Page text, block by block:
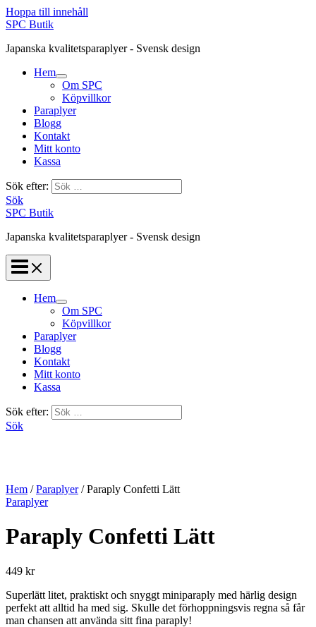
Hoppa till innehåll
SPC Butik
Japanska kvalitetsparaplyer - Svensk design
Hem
Om SPC
Köpvillkor
Paraplyer
Blogg
Kontakt
Mitt konto
Kassa
Sök efter:
Sök
SPC Butik
Japanska kvalitetsparaplyer - Svensk design
Hem
Om SPC
Köpvillkor
Paraplyer
Blogg
Kontakt
Mitt konto
Kassa
Sök efter:
Sök
Hem /Paraplyer/ Paraply Confetti Lätt
Paraplyer
Paraply Confetti Lätt
449 kr
Superlätt litet, praktiskt och snyggt miniparaply med härlig design
perfekt att alltid ha med sig. Skulle det förhoppningsvis regna så får
man chansen att använda sitt fina paraply!